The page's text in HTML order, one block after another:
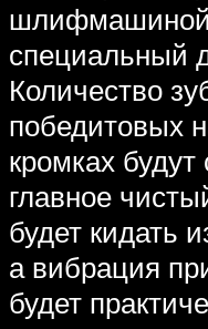
специальный
Количество
победитовых
кромках
главное
будет кидать
а вибрация
будет